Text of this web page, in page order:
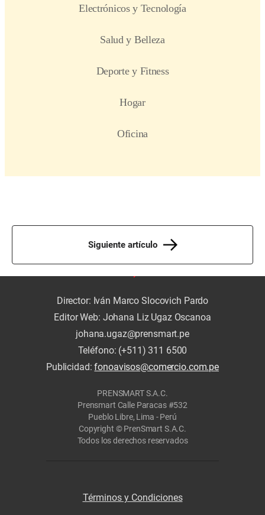
Siguiente artículo
Director: Iván Marco Slocovich Pardo
Editor Web: Johana Liz Ugaz Oscanoa
johana.ugaz@prensmart.pe
Teléfono: (+511) 311 6500
Publicidad:fonoavisos@comercio.com.pe
PRENSMART S.A.C.
Prensmart Calle Paracas #532
Pueblo Libre, Lima - Perú
Copyright © PrenSmart S.A.C.
Todos los derechos reservados
Términos y Condiciones